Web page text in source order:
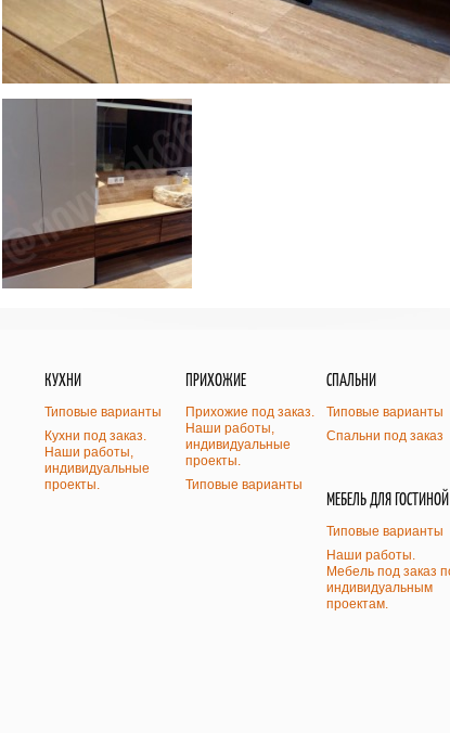
КУХНИ
Типовые варианты
Кухни под заказ.
Наши работы,
индивидуальные
проекты.
ПРИХОЖИЕ
Прихожие под заказ.
Наши работы,
индивидуальные
проекты.
Типовые варианты
СПАЛЬНИ
Типовые варианты
Спальни под заказ
МЕБЕЛЬ ДЛЯ ГОСТИНОЙ
Типовые варианты
Наши работы.
Мебель под заказ
индивидуальным
проектам.